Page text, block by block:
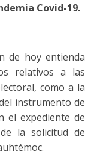
Covid-19.
de hoy entienda
relativos a las
como a la
instrumento de
el expediente de
de la solicitud de